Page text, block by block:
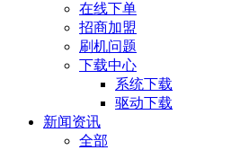
在线下单
招商加盟
刷机问题
下载中心
系统下载
驱动下载
新闻资讯
全部